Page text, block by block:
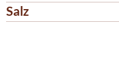
Salz